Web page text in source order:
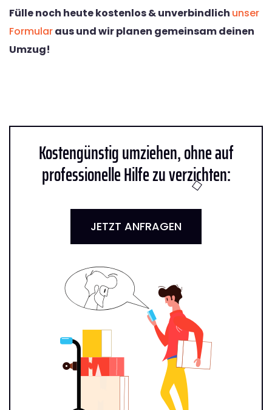
Fülle noch heute kostenlos & unverbindlich unser
Formularaus und wir planen gemeinsam deinen
Umzug!
Kostengünstig umziehen, ohne auf
professionelle Hilfe zu verzichten:
JETZT ANFRAGEN